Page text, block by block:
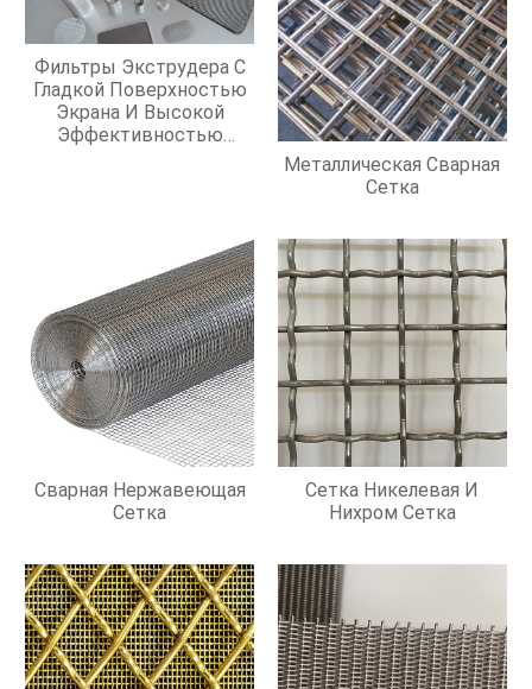
Фильтры Экструдера С
Гладкой Поверхностью
Экрана И Высокой
Эффективностью
Металлическая Сварная
Сетка
Сварная Нержавеющая
Сетка
Сетка Никелевая И
Нихром Сетка